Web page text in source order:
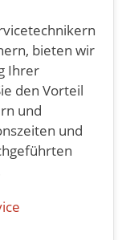
bieten wir
Ihrer
den Vorteil
und
und